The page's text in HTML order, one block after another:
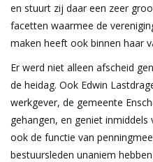
en stuurt zij daar een zeer
facetten waarmee de
maken heeft ook binnen haar
Er werd niet alleen afscheid
de heidag. Ook Edwin
werkgever, de gemeente
gehangen, en geniet
ook de functie van
bestuursleden unaniem